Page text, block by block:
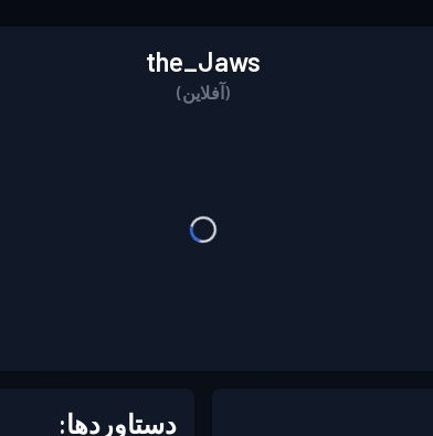
the_Jaws
(آفلاین)
دستاوردها: